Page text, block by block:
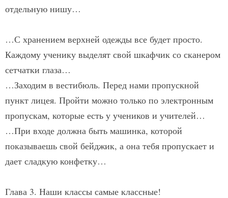
отдельную нишу…
…С хранением верхней одежды все будет просто.
Каждому ученику выделят свой шкафчик со сканером
сетчатки глаза…
…Заходим в вестибюль. Перед нами пропускной
пункт лицея. Пройти можно только по электронным
пропускам, которые есть у учеников и учителей…
…При входе должна быть машинка, которой
показываешь свой бейджик, а она тебя пропускает и
дает сладкую конфетку…
Глава 3. Наши классы самые классные!